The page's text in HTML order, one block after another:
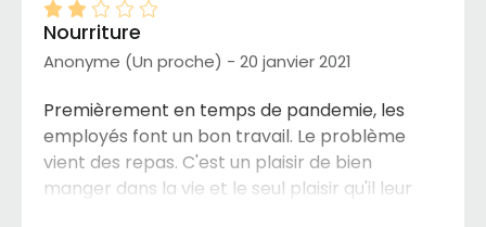
Nourriture
Anonyme (Un proche) - 20 janvier 2021
Premièrement en temps de pandemie, les
employés font un bon travail. Le problème
vient des repas. C'est un plaisir de bien
manger dans la vie et le seul plaisir qu'il leur